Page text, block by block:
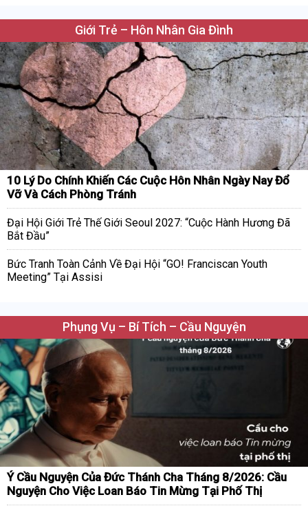
Giới Trẻ – Hôn Nhân Gia Đình
10 Lý Do Chính Khiến Các Cuộc Hôn Nhân Ngày Nay Đổ
Vỡ Và Cách Phòng Tránh
Đại Hội Giới Trẻ Thế Giới Seoul 2027: “Cuộc Hành Hương Đã
Bắt Đầu”
Bức Tranh Toàn Cảnh Về Đại Hội “GO! Franciscan Youth
Meeting” Tại Assisi
Phụng Vụ – Bí Tích – Cầu Nguyện
Ý Cầu Nguyện Của Đức Thánh Cha Tháng 8/2026: Cầu
Nguyện Cho Việc Loan Báo Tin Mừng Tại Phố Thị